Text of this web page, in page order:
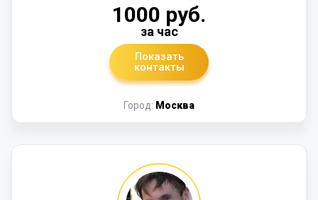
Город: Москва
1000 руб.
за час
Показать
контакты